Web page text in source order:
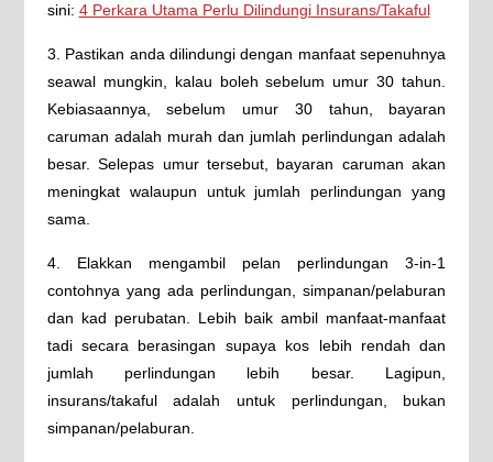
sini: 4 Perkara Utama Perlu Dilindungi Insurans/Takaful
3. Pastikan anda dilindungi dengan manfaat sepenuhnya
seawal mungkin, kalau boleh sebelum umur 30 tahun.
Kebiasaannya, sebelum umur 30 tahun, bayaran
caruman adalah murah dan jumlah perlindungan adalah
besar. Selepas umur tersebut, bayaran caruman akan
meningkat walaupun untuk jumlah perlindungan yang
sama.
4. Elakkan mengambil pelan perlindungan 3-in-1
contohnya yang ada perlindungan, simpanan/pelaburan
dan kad perubatan. Lebih baik ambil manfaat-manfaat
tadi secara berasingan supaya kos lebih rendah dan
jumlah perlindungan lebih besar. Lagipun,
insurans/takaful adalah untuk perlindungan, bukan
simpanan/pelaburan.